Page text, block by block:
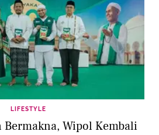
LIFESTYLE
Bermakna, Wipol Kembali